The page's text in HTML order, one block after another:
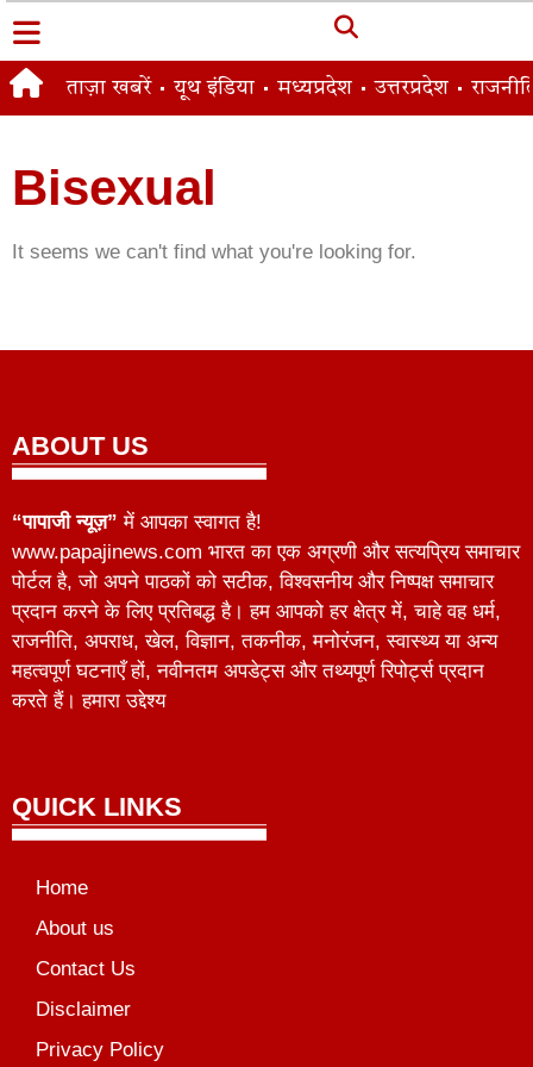
ताज़ा खबरें यूथ इंडिया मध्यप्रदेश उत्तरप्रदेश
Bisexual
It seems we can't find what you're looking for.
ABOUT US
“पापाजी न्यूज़” में आपका स्वागत है!
www.papajinews.com भारत का एक अग्रणी और सत्यप्रिय समाचार
पोर्टल है, जो अपने पाठकों को सटीक, विश्वसनीय और निष्पक्ष समाचार
प्रदान करने के लिए प्रतिबद्ध है। हम आपको हर क्षेत्र में, चाहे वह धर्म,
राजनीति, अपराध, खेल, विज्ञान, तकनीक, मनोरंजन, स्वास्थ्य या अन्य
महत्वपूर्ण घटनाएँ हों, नवीनतम अपडेट्स और तथ्यपूर्ण रिपोर्ट्स प्रदान
करते हैं। हमारा उद्देश्य
QUICK LINKS
Home
About us
Contact Us
Disclaimer
Privacy Policy